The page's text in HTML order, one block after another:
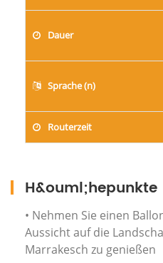
Dauer
Sprache (n)
Routerzeit
H&ouml;hepunkte
• Nehmen Sie einen
Aussicht auf die
Marrakesch zu genießen